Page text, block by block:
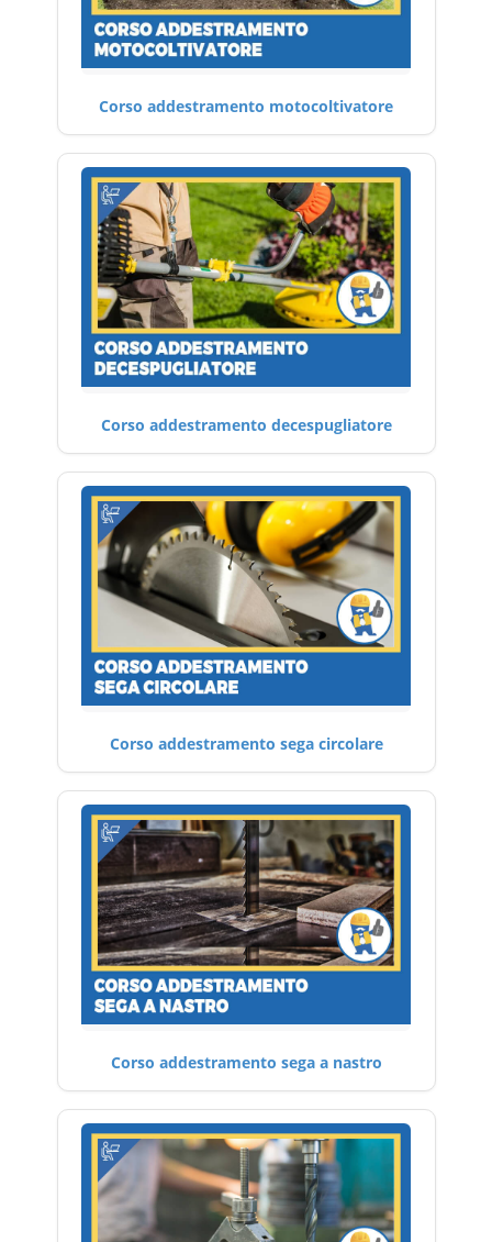
Corso addestramento motocoltivatore
Corso addestramento decespugliatore
Corso addestramento sega circolare
Corso addestramento sega a nastro